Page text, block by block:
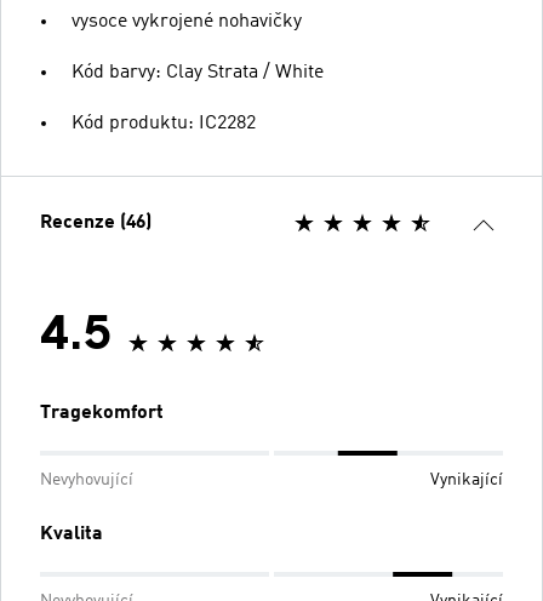
vysoce vykrojené nohavičky
Kód barvy: Clay Strata / White
Kód produktu: IC2282
Recenze (46)
4.5
Tragekomfort
Nevyhovující Vynikající
Kvalita